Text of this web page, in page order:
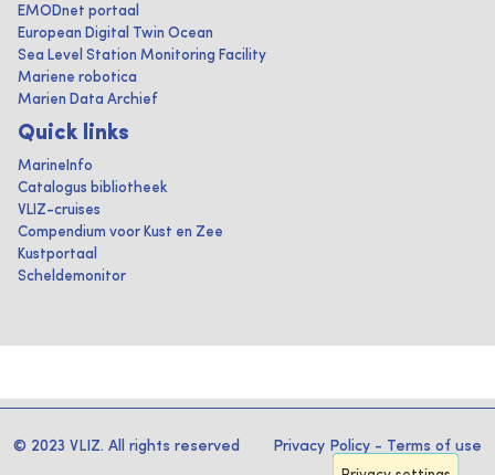
EMODnet portaal
European Digital Twin Ocean
Sea Level Station Monitoring Facility
Mariene robotica
Marien Data Archief
Quick links
MarineInfo
Catalogus bibliotheek
VLIZ-cruises
Compendium voor Kust en Zee
Kustportaal
Scheldemonitor
© 2023 VLIZ. All rights reserved Privacy Policy - Terms of use